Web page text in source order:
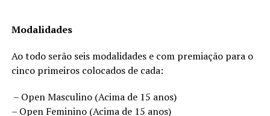
Modalidades
Ao todo serão seis modalidades e com premiação para o
cinco primeiros colocados de cada:
– Open Masculino (Acima de 15 anos)
– Open Feminino (Acima de 15 anos)